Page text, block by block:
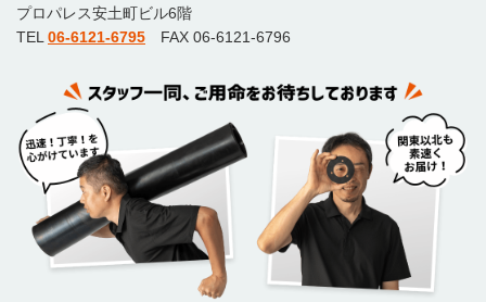
プロパレス安土町ビル6階
TEL 06-6121-6795 FAX 06-6121-6796